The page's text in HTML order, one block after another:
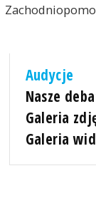
Audycje
Nasze
Galeria
Galeria